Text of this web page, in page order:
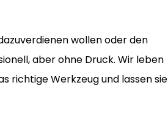
wollen oder den
aber ohne Druck. Wir leben
richtige Werkzeug und lassen sie